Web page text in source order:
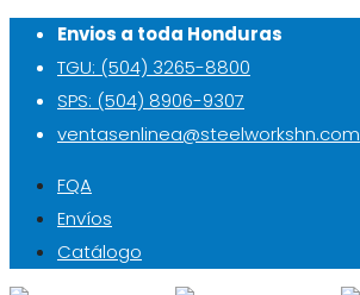
Envios a toda Honduras
TGU: (504) 3265-8800
SPS: (504) 8906-9307
ventasenlinea@steelworkshn.com
FQA
Envíos
Catálogo